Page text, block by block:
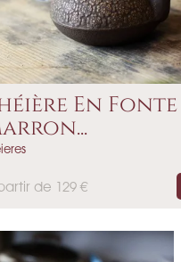
En Fonte
de 129 €